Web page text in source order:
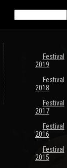
Festival
2019
Festival
2018
Festival
2017
Festival
2016
Festival
2015